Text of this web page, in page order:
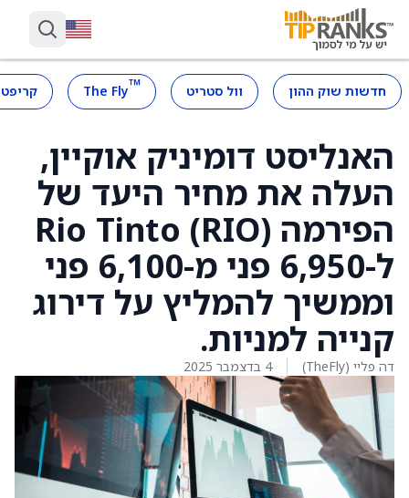
חדשות שוק ההון וול סטריט ™
The Fly
האנליסט דומיניק אוקיין,
העלה את מחיר היעד של
הפירמה Rio Tinto (RIO)
ל-6,950 פני מ-6,100 פני
וממשיך להמליץ על דירוג
קנייה למניות.
דה פליי (TheFly) 4 בדצמבר 2025